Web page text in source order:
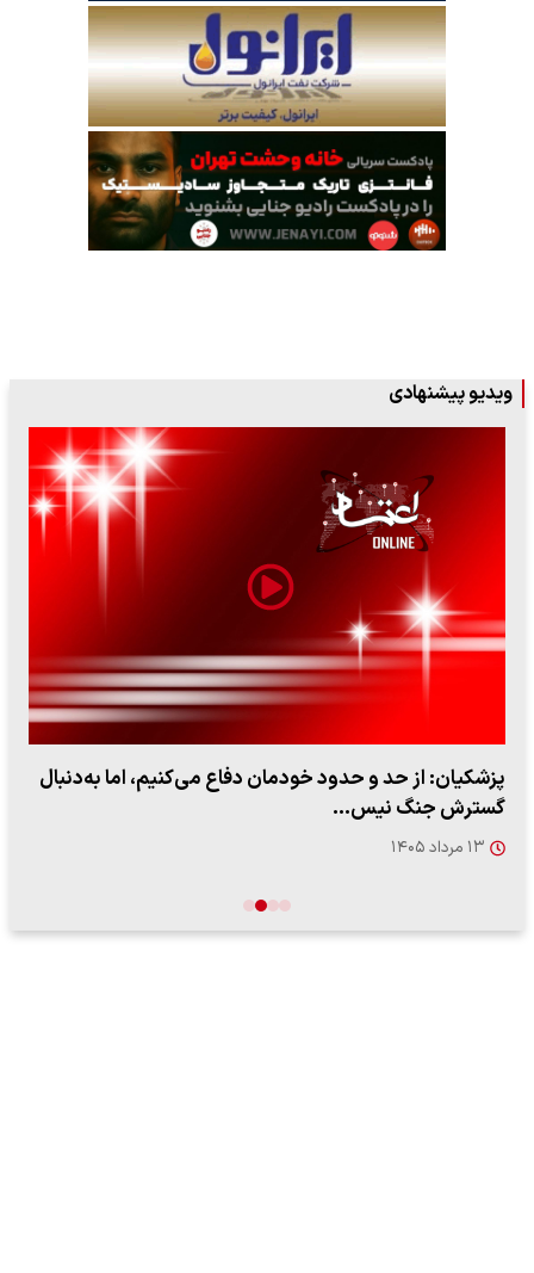
ویدیو پیشنهادی
پزشکیان: از حد و حدود خودمان دفاع می‌کنیم، اما به‌دنبال
گسترش جنگ نیس…
۱۳ مرداد ۱۴۰۵